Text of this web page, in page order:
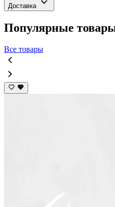
Доставка
Популярные
Все товары